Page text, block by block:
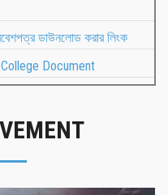
ডাউনলোড করার লিংক
Document